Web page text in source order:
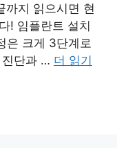
까지 읽으시면 현
! 임플란트 설치
은 크게 3단계로
진단과 … 더 읽기